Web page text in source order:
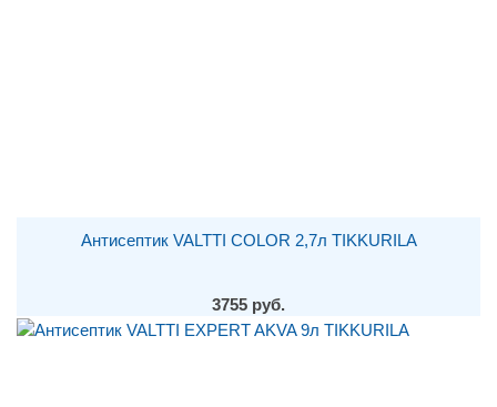
Антисептик VALTTI COLOR 2,7л TIKKURILA
3755 руб.